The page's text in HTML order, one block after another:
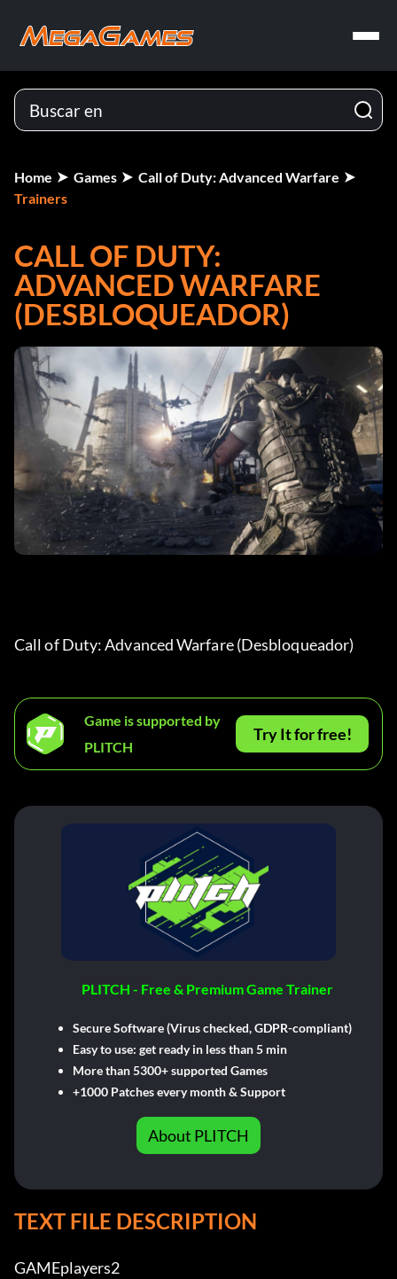
Home Games
Call of Duty: Advanced Warfare
Trainers
CALL OF DUTY:
ADVANCED WARFARE
(DESBLOQUEADOR)
Call of Duty: Advanced Warfare (Desbloqueador)
Game is supported by
PLITCH
Try It for free!
PLITCH - Free & Premium Game Trainer
Secure Software (Virus checked, GDPR-compliant)
Easy to use: get ready in less than 5 min
More than 5300+ supported Games
+1000 Patches every month & Support
About PLITCH
TEXT FILE DESCRIPTION
GAMEplayers2